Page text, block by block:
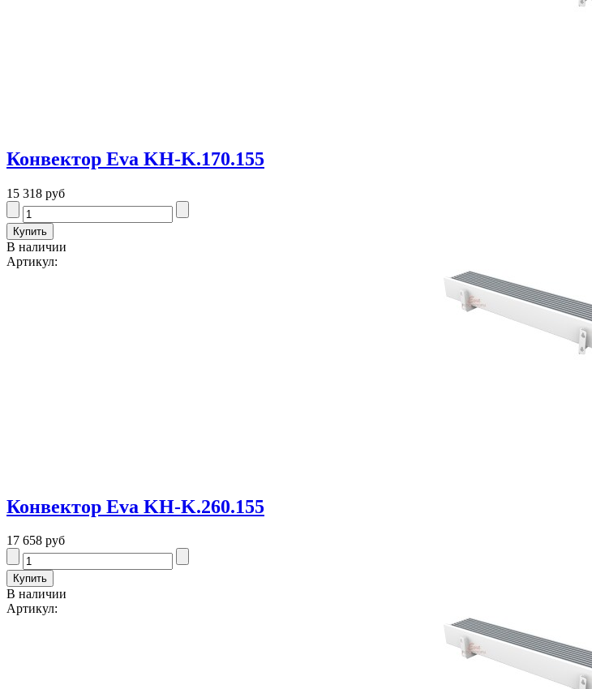
Конвектор Eva KH-K.170.155
15 318 руб
В наличии
Артикул:
Конвектор Eva KH-K.260.155
17 658 руб
В наличии
Артикул: